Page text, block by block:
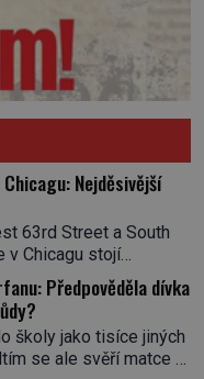
Nejděsivější
63rd Street a South
v Chicagu stojí
Nemá žádný speciální
desku. A přesto prý
neradi chodí do
totiž sídlil sériový
a také
Předpověděla dívka
školy jako tisíce jiných
se ale svěří matce s